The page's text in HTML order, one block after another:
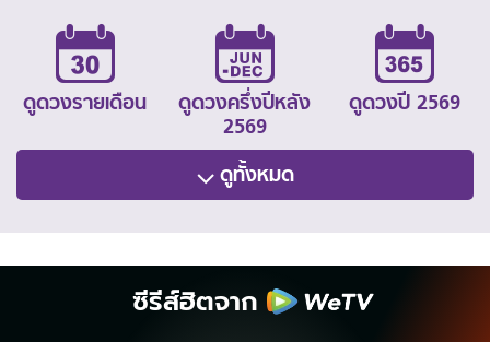
ดูดวงรายเดือน
ดูดวงครึ่งปีหลัง
2569
ดูดวงปี 2569
ดูทั้งหมด
ซีรีส์ฮิตจาก